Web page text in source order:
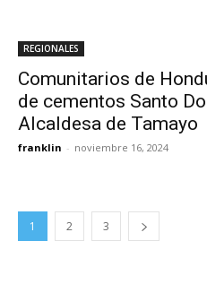
REGIONALES
Comunitarios de
de cementos Santo
Alcaldesa de Tamayo
franklin - noviembre 16, 2024
1 2 3